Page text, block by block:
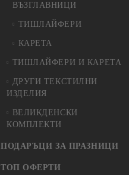
ВЪЗГЛАВНИЦИ
ТИШЛАЙФЕРИ
КАРЕТА
ТИШЛАЙФЕРИ И КАРЕТА
ДРУГИ ТЕКСТИЛНИ
ИЗДЕЛИЯ
ВЕЛИКДЕНСКИ
КОМПЛЕКТИ
ПОДАРЪЦИ ЗА ПРАЗНИЦИ
ТОП ОФЕРТИ